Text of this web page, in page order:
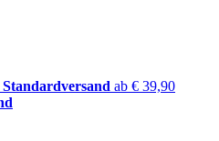
ab € 39,90